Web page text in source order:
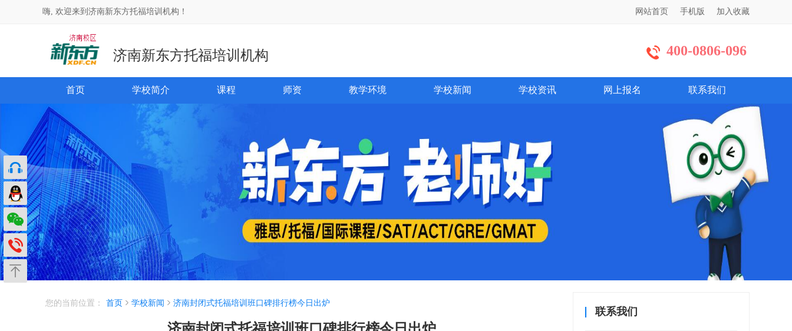
嗨, 欢迎来到济南新东方托福培训机构！ 网站首页 手机版 加入收藏
济南新东方托福培训机构 400-0806-096
首页 学校简介 课程 师资 教学环境 学校新闻 学校资讯 网上报名 联系我们
您的当前位置： 首页 学校新闻 济南封闭式托福培训班口碑排行榜今日出炉
联系我们